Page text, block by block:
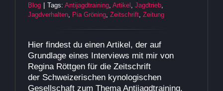
Blog | Tags: Antijagdtraining Artikel Jagdtrieb
Jagdverhalten Pia Gröning Zeitschrift Zeitung
Hier findest du einen Artikel, der auf
Grundlage eines Interviews mit mir von
Regina Röttgen für die Zeitschrift
der Schweizerischen kynologischen
Gesellschaft zum Thema Antijagdtraining.